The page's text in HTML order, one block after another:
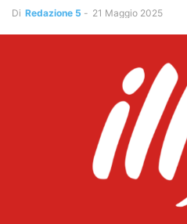
Di Redazione 5 - 21 Maggio 2025